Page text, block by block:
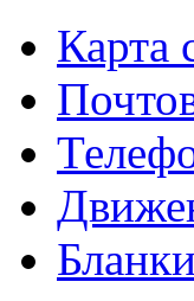
Карта